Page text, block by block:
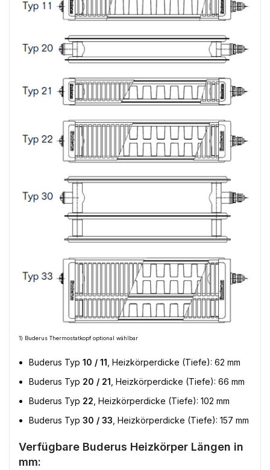
1) Buderus Thermostatkopf optional wählbar
Buderus Typ 10 / 11 , Heizkörperdicke (Tiefe): 62 mm
Buderus Typ 20 / 21 , Heizkörperdicke (Tiefe): 66 mm
Buderus Typ 22 , Heizkörperdicke (Tiefe): 102 mm
Buderus Typ 30 / 33 , Heizkörperdicke (Tiefe): 157 mm
Verfügbare Buderus Heizkörper Längen in
mm: